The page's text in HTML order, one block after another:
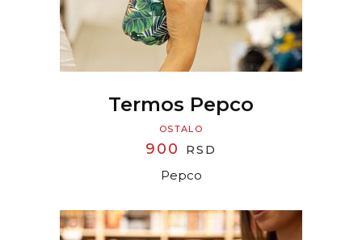
Termos Pepco
OSTALO
900 RSD
Pepco